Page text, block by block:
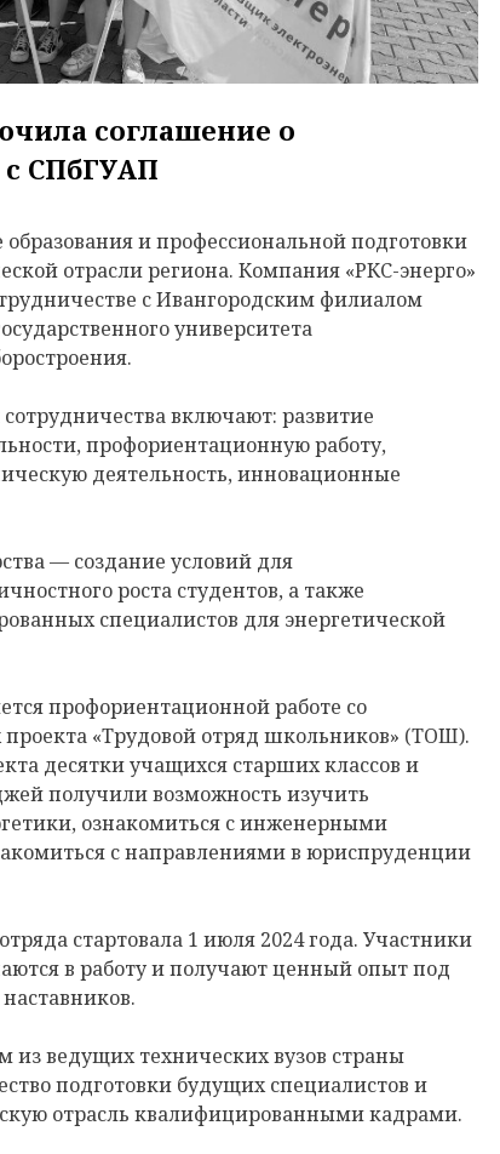
соглашение о
с СПбГУАП
и профессиональной подготовки
отрасли региона. Компания «РКС-энерго»
с Ивангородским филиалом
университета
включают: развитие
профориентационную работу,
деятельность, инновационные
— создание условий для
роста студентов, а также
специалистов для энергетической
профориентационной работе со
«Трудовой отряд школьников» (ТОШ).
десятки учащихся старших классов и
получили возможность изучить
ознакомиться с инженерными
с направлениями в юриспруденции
стартовала 1 июля 2024 года. Участники
в работу и получают ценный опыт под
из ведущих технических вузов страны
подготовки будущих специалистов и
отрасль квалифицированными кадрами.